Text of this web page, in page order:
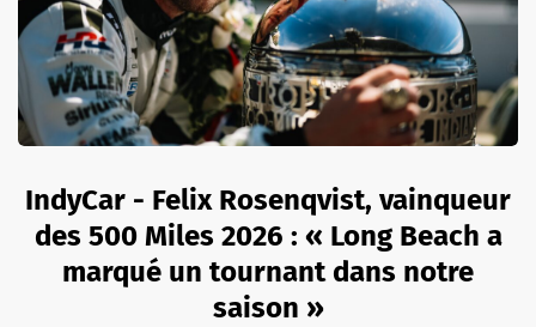
IndyCar - Felix Rosenqvist, vainqueur
des 500 Miles 2026 : « Long Beach a
marqué un tournant dans notre
saison »